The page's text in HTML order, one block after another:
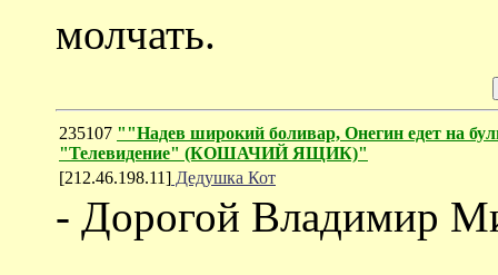
молчать.
235107 ""Надев широкий боливар, Онегин едет на
"Телевидение" (КОШАЧИЙ ЯЩИК)"
[212.46.198.11] Дедушка Кот
- Дорогой Владимир